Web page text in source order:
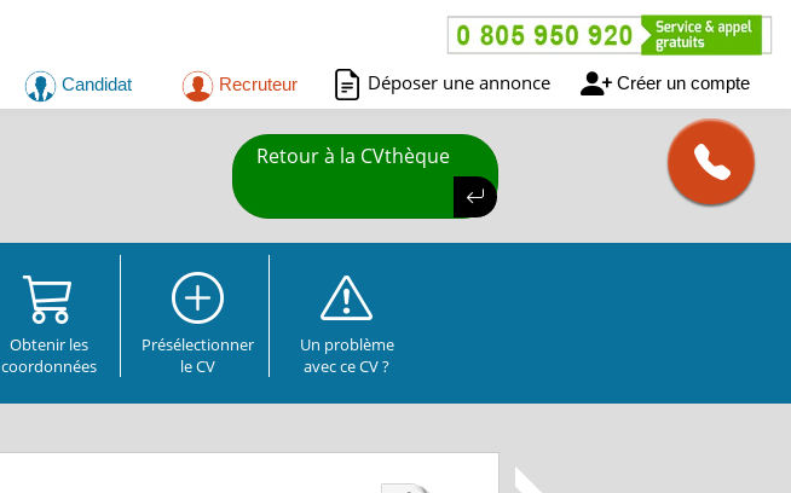
Candidat Recruteur Déposer une annonce Créer un compte
Retour à la CVthèque
Obtenir les
coordonnées
Présélectionner
le CV
Un problème
avec ce CV ?